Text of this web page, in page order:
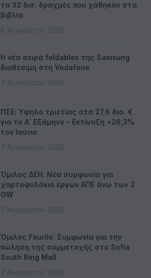
τα 32 δισ. δραχμές που χάθηκαν στα
βιβλία
8 Αυγούστου 2026
Η νέα σειρά foldables της Samsung
διαθέσιμη στη Vodafone
7 Αυγούστου 2026
ΠΣΕ: Υψηλό τριετίας στα 27,6 δισ. €
για το Α΄ Εξάμηνο – Εκτίναξη +26,3%
τον Ιούνιο
7 Αυγούστου 2026
Όμιλος ΔΕΗ: Νέα συμφωνία για
χαρτοφυλάκιο έργων ΑΠΕ άνω των 2
GW
7 Αυγούστου 2026
Όμιλος Fourlis: Συμφωνία για την
πώληση της συμμετοχής στο Sofia
South Ring Mall
7 Αυγούστου 2026